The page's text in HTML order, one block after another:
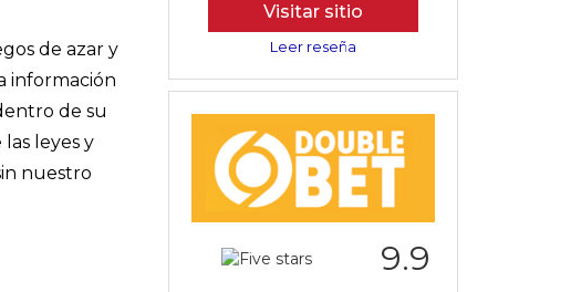
de azar y
información
de su
leyes y
nuestro
Visitar sitio
Leer reseña
9.9